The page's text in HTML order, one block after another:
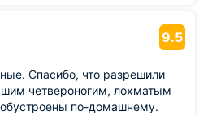
9.5
Спасибо, что разрешили
четвероногим, лохматым
по-домашнему.